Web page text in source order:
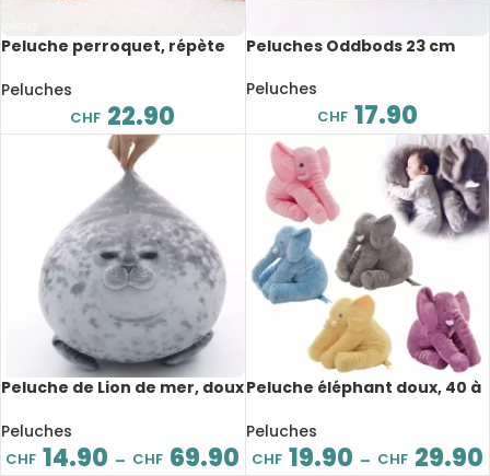
Peluche perroquet, répète
22 cm
Peluches
CHF 22.90
Peluches Oddbods 23 cm
Peluches
CHF 17.90
Peluche de Lion de mer, doux
cm
Peluches
CHF 14.90 – CHF 69.90
Peluche éléphant doux, 40 à
Peluches
CHF 19.90 – CHF 29.90